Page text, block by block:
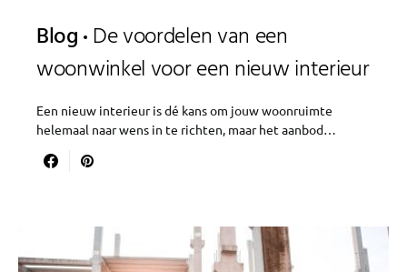
Blog De voordelen van een
woonwinkel voor een nieuw interieur
Een nieuw interieur is dé kans om jouw woonruimte
helemaal naar wens in te richten, maar het aanbod…